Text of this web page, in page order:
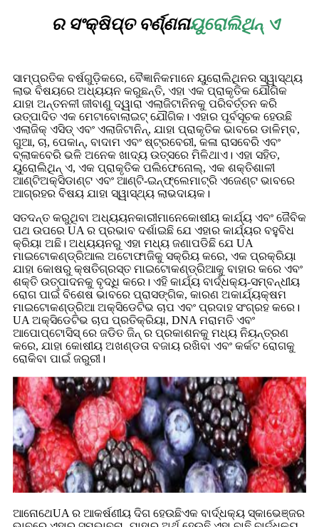
ର ସଂକ୍ଷିପ୍ତ ବର୍ଣ୍ଣନାୟୁରୋଲିଥିନ୍ ଏ
ସାମ୍ପ୍ରତିକ ବର୍ଷଗୁଡ଼ିକରେ, ବୈଜ୍ଞାନିକମାନେ ୟୁରୋଲିଥିନର ସ୍ୱାସ୍ଥ୍ୟ
ଲାଭ ବିଷୟରେ ଅଧ୍ୟୟନ କରୁଛନ୍ତି, ଏହା ଏକ ପ୍ରାକୃତିକ ଯୌଗିକ
ଯାହା ଅନ୍ତନଳୀ ଜୀବାଣୁ ଦ୍ୱାରା ଏଲାଜିଟାନିନକୁ ପରିବର୍ତ୍ତନ କରି
ଉତ୍ପାଦିତ ଏକ ମେଟାବୋଲାଇଟ୍ ଯୌଗିକ। ଏହାର ପୂର୍ବସୂଚକ ହେଉଛି
ଏଲାଜିକ୍ ଏସିଡ୍ ଏବଂ ଏଲାଜିଟାନିନ୍, ଯାହା ପ୍ରାକୃତିକ ଭାବରେ ଡାଳିମ୍ବ,
ଗୁଆ, ଚା, ପେକାନ୍, ବାଦାମ ଏବଂ ଷ୍ଟ୍ରବେରୀ, କଳା ରାସବେରି ଏବଂ
ବ୍ଲାକବେରି ଭଳି ଅନେକ ଖାଦ୍ୟ ଉତ୍ସରେ ମିଳିଥାଏ। ଏହା ସହିତ,
ୟୁରୋଲିଥିନ୍ ଏ, ଏକ ପ୍ରାକୃତିକ ପଲିଫେନୋଲ୍, ଏକ ଶକ୍ତିଶାଳୀ
ଆଣ୍ଟିଅକ୍ସିଡାଣ୍ଟ ଏବଂ ଆଣ୍ଟି-ଇନ୍ଫ୍ଲେମାଟ୍ରି ଏଜେଣ୍ଟ ଭାବରେ
ଆଗ୍ରହର ବିଷୟ ଯାହା ସ୍ୱାସ୍ଥ୍ୟ ଲାଭଦାୟକ।
ସତଦନ୍ତ କରୁଥିବା ଅଧ୍ୟୟନକାରୀମାନେକୋଷୀୟ କାର୍ଯ୍ୟ ଏବଂ ଜୈବିକ
ପଥ ଉପରେ UA ର ପ୍ରଭାବ ଦର୍ଶାଇଛି ଯେ ଏହାର କାର୍ଯ୍ୟର ବହୁବିଧ
କ୍ରିୟା ଅଛି। ଅଧ୍ୟୟନରୁ ଏହା ମଧ୍ୟ ଜଣାପଡିଛି ଯେ UA
ମାଇଟୋକଣ୍ଡ୍ରିଆଲ ଅଟୋଫାଜିକୁ ସକ୍ରିୟ କରେ, ଏକ ପ୍ରକ୍ରିୟା
ଯାହା କୋଷରୁ କ୍ଷତିଗ୍ରସ୍ତ ମାଇଟୋକଣ୍ଡ୍ରିଆକୁ ବାହାର କରେ ଏବଂ
ଶକ୍ତି ଉତ୍ପାଦନକୁ ବୃଦ୍ଧି କରେ। ଏହି କାର୍ଯ୍ୟ ବାର୍ଦ୍ଧକ୍ୟ-ସମ୍ବନ୍ଧୀୟ
ରୋଗ ପାଇଁ ବିଶେଷ ଭାବରେ ପ୍ରାସଙ୍ଗିକ, କାରଣ ଅକାର୍ଯ୍ୟକ୍ଷମ
ମାଇଟୋକଣ୍ଡ୍ରିଆ ଅକ୍ସିଡେଟିଭ ଚାପ ଏବଂ ପ୍ରଦାହ ସଂଗ୍ରହ କରେ।
UA ଅକ୍ସିଡେଟିଭ ଚାପ ପ୍ରତିକ୍ରିୟା, DNA ମରାମତି ଏବଂ
ଆପୋପ୍ଟୋସିସ୍ ରେ ଜଡିତ ଜିନ୍ ର ପ୍ରକାଶନକୁ ମଧ୍ୟ ନିୟନ୍ତ୍ରଣ
କରେ, ଯାହା କୋଷୀୟ ଅଖଣ୍ଡତା ବଜାୟ ରଖିବା ଏବଂ କର୍କଟ ରୋଗକୁ
ରୋକିବା ପାଇଁ ଜରୁରୀ।
ଆନୋଥେUA ର ଆକର୍ଷଣୀୟ ଦିଗ ହେଉଛିଏକ ବାର୍ଦ୍ଧକ୍ୟ ସ୍କାଭେଞ୍ଜର